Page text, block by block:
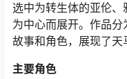
选中为转生体的亚伦、
为中心而展开。作品
故事和角色，展现了天
主要角色